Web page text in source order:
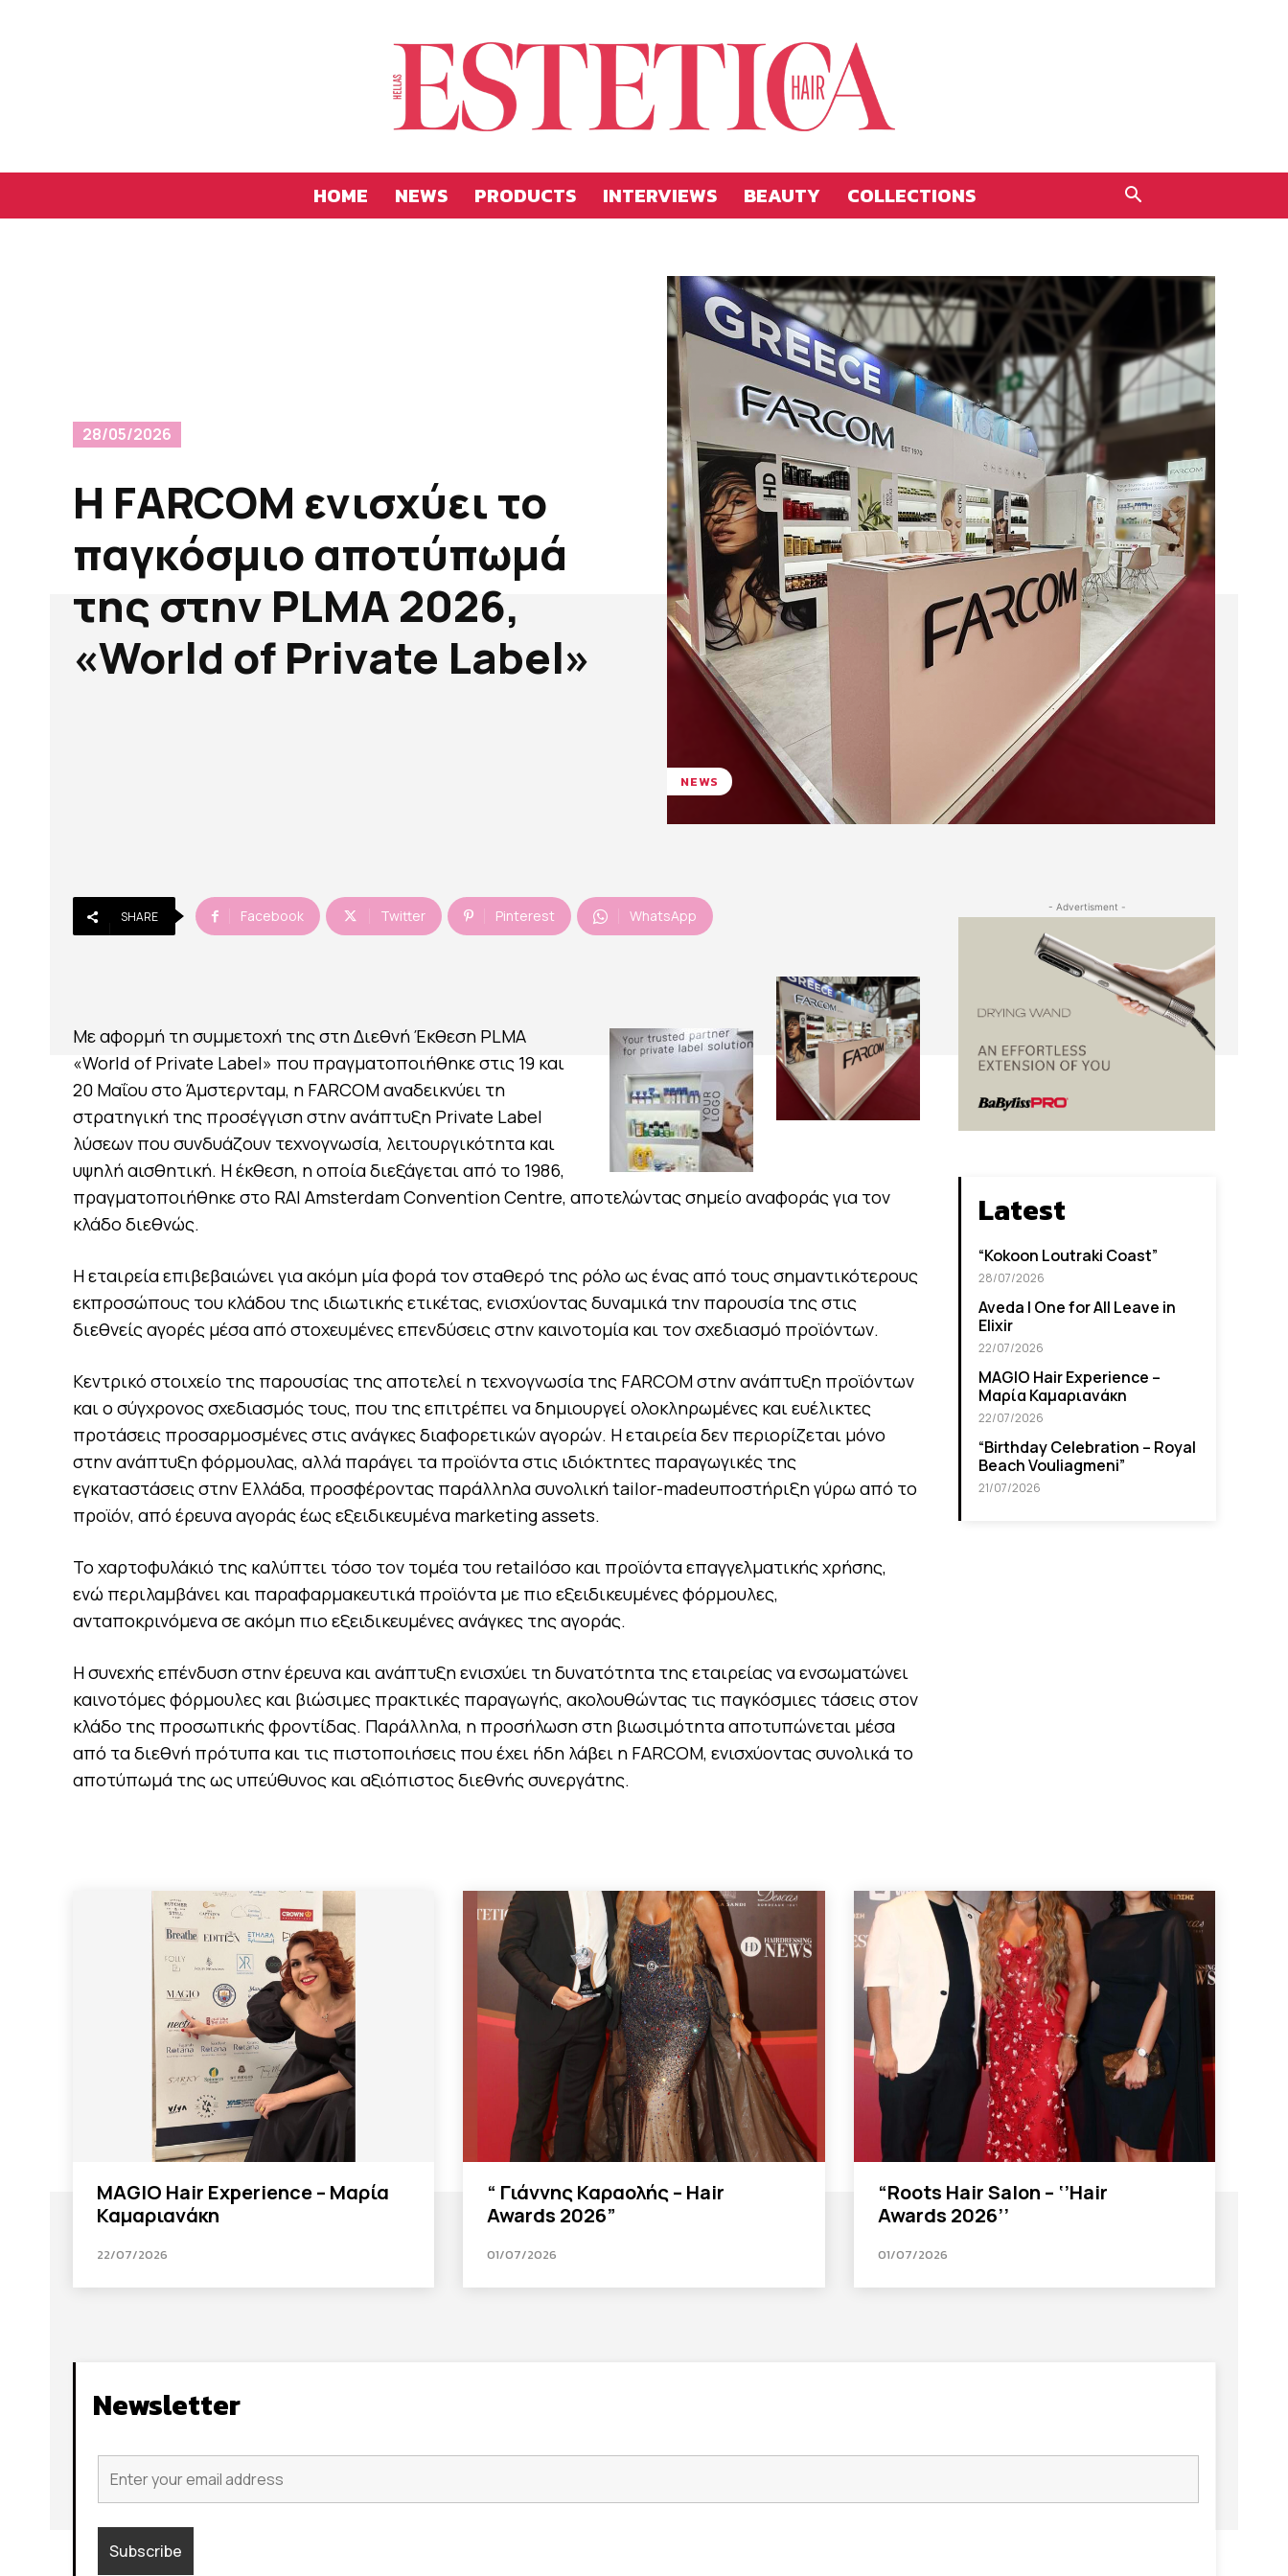
Hellas
HOME NEWS PRODUCTS INTERVIEWS BEAUTY COLLECTIONS
28/05/2026
Η FARCOM ενισχύει το
παγκόσμιο αποτύπωμά
της στην PLMA 2026,
«World of Private Label»
NEWS
SHARE Facebook Twitter Pinterest WhatsApp
Με αφορμή τη συμμετοχή της στη Διεθνή Έκθεση PLMA
«World of Private Label» που πραγματοποιήθηκε στις 19 και
20 Μαΐου στο Άμστερνταμ, η FARCOM αναδεικνύει τη
στρατηγική της προσέγγιση στην ανάπτυξη Private Label
λύσεων που συνδυάζουν τεχνογνωσία, λειτουργικότητα και
υψηλή αισθητική. Η έκθεση, η οποία διεξάγεται από το 1986,
πραγματοποιήθηκε στο RAI AmsterdamConvention Centre, αποτελώντας σημείο αναφοράς για τον
κλάδο διεθνώς.
Η εταιρεία επιβεβαιώνει για ακόμη μία φορά τον σταθερό της ρόλο ως ένας από τους σημαντικότερους
εκπροσώπους του κλάδου της ιδιωτικής ετικέτας, ενισχύοντας δυναμικά την παρουσία της στις
διεθνείς αγορές μέσα από στοχευμένεςεπενδύσεις στην καινοτομία και τον σχεδιασμό προϊόντων.
Κεντρικό στοιχείο της παρουσίας της αποτελεί η τεχνογνωσία της FARCOM στην ανάπτυξη προϊόντων
και ο σύγχρονος σχεδιασμός τους, που της επιτρέπει να δημιουργεί ολοκληρωμένες και ευέλικτες
προτάσεις προσαρμοσμένες στις ανάγκες διαφορετικών αγορών. Η εταιρεία δεν περιορίζεται μόνο
στην ανάπτυξη φόρμουλας, αλλά παράγει τα προϊόντα στις ιδιόκτητες παραγωγικές της
εγκαταστάσεις στην Ελλάδα, προσφέροντας παράλληλα συνολικήtailor-madeυποστήριξη γύρω από το
προϊόν, από έρευνα αγοράς έως εξειδικευμένα marketingassets.
Το χαρτοφυλάκιό της καλύπτει τόσο τον τομέα του retailόσο και προϊόντα επαγγελματικής χρήσης,
ενώ περιλαμβάνει και παραφαρμακευτικά προϊόντα με πιο εξειδικευμένες φόρμουλες,
ανταποκρινόμενα σε ακόμη πιο εξειδικευμένες ανάγκες της αγοράς.
Η συνεχής επένδυση στην έρευνα και ανάπτυξη ενισχύει τη δυνατότητα της εταιρείας να ενσωματώνει
καινοτόμες φόρμουλες και βιώσιμες πρακτικές παραγωγής, ακολουθώντας τις παγκόσμιες τάσεις στον
κλάδο της προσωπικής φροντίδας. Παράλληλα, η προσήλωση στη βιωσιμότητα αποτυπώνεται μέσα
από τα διεθνή πρότυπα και τις πιστοποιήσεις που έχει ήδη λάβει η FARCOM, ενισχύοντας συνολικά το
αποτύπωμά της ως υπεύθυνος και αξιόπιστος διεθνής συνεργάτης.
- Advertisment -
Latest
“Kokoon Loutraki Coast”
28/07/2026
Aveda I One for All Leave in
Elixir
22/07/2026
MAGIO Hair Experience –
Μαρία Καμαριανάκη
22/07/2026
“Βirthday Celebration – Royal
Beach Vouliagmeni”
21/07/2026
MAGIO Hair Experience – Μαρία
Καμαριανάκη
22/07/2026
“ Γιάννης Καραολής – Hair
Awards 2026”
01/07/2026
“Roots Hair Salon – ‘’Hair
Awards 2026’’
01/07/2026
Newsletter